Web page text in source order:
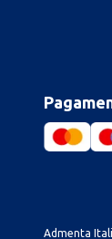
Admenta